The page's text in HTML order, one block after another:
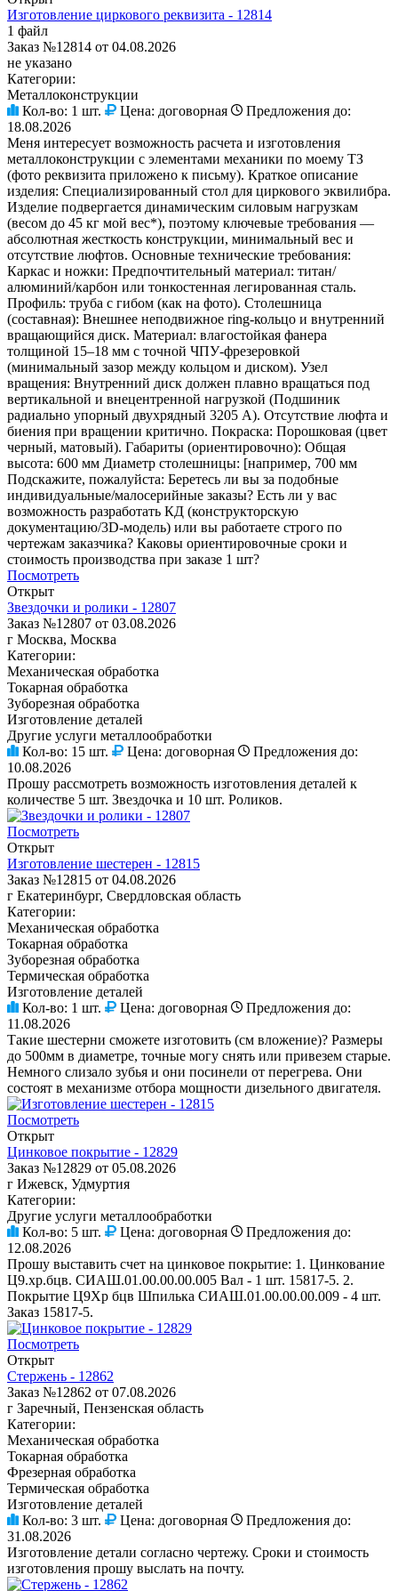
Изготовление циркового реквизита - 12814
1 файл
Заказ №12814 от 04.08.2026
не указано
Категории:
Металлоконструкции
Кол-во: 1 шт. Цена: договорная
Предложения до:
18.08.2026
Меня интересует возможность расчета и изготовления
металлоконструкции с элементами механики по моему ТЗ
(фото реквизита приложено к письму). Краткое описание
изделия: Специализированный стол для циркового эквилибра.
Изделие подвергается динамическим силовым нагрузкам
(весом до 45 кг мой вес*), поэтому ключевые требования —
абсолютная жесткость конструкции, минимальный вес и
отсутствие люфтов. Основные технические требования:
Каркас и ножки: Предпочтительный материал: титан/
алюминий/карбон или тонкостенная легированная сталь.
Профиль: труба с гибом (как на фото). Столешница
(составная): Внешнее неподвижное ring-кольцо и внутренний
вращающийся диск. Материал: влагостойкая фанера
толщиной 15–18 мм с точной ЧПУ-фрезеровкой
(минимальный зазор между кольцом и диском). Узел
вращения: Внутренний диск должен плавно вращаться под
вертикальной и внецентренной нагрузкой (Подшиник
радиально упорный двухрядный 3205 А). Отсутствие люфта и
биения при вращении критично. Покраска: Порошковая (цвет
черный, матовый). Габариты (ориентировочно): Общая
высота: 600 мм Диаметр столешницы: [например, 700 мм
Подскажите, пожалуйста: Беретесь ли вы за подобные
индивидуальные/малосерийные заказы? Есть ли у вас
возможность разработать КД (конструкторскую
документацию/3D-модель) или вы работаете строго по
чертежам заказчика? Каковы ориентировочные сроки и
стоимость производства при заказе 1 шт?
Посмотреть
Открыт
Звездочки и ролики - 12807
Заказ №12807 от 03.08.2026
г Москва, Москва
Категории:
Механическая обработка
Токарная обработка
Зуборезная обработка
Изготовление деталей
Другие услуги металлообработки
Кол-во: 15 шт. Цена: договорная
Предложения до:
10.08.2026
Прошу рассмотреть возможность изготовления деталей к
количестве 5 шт. Звездочка и 10 шт. Роликов.
Посмотреть
Открыт
Изготовление шестерен - 12815
Заказ №12815 от 04.08.2026
г Екатеринбург, Свердловская область
Категории:
Механическая обработка
Токарная обработка
Зуборезная обработка
Термическая обработка
Изготовление деталей
Кол-во: 1 шт. Цена: договорная
Предложения до:
11.08.2026
Такие шестерни сможете изготовить (см вложение)? Размеры
до 500мм в диаметре, точные могу снять или привезем старые.
Немного слизало зубья и они посинели от перегрева. Они
состоят в механизме отбора мощности дизельного двигателя.
Посмотреть
Открыт
Цинковое покрытие - 12829
Заказ №12829 от 05.08.2026
г Ижевск, Удмуртия
Категории:
Другие услуги металлообработки
Кол-во: 5 шт. Цена: договорная
Предложения до:
12.08.2026
Прошу выставить счет на цинковое покрытие: 1. Цинкование
Ц9.хр.бцв. СИАШ.01.00.00.00.005 Вал - 1 шт. 15817-5. 2.
Покрытие Ц9Хр бцв Шпилька СИАШ.01.00.00.00.009 - 4 шт.
Заказ 15817-5.
Посмотреть
Открыт
Стержень - 12862
Заказ №12862 от 07.08.2026
г Заречный, Пензенская область
Категории:
Механическая обработка
Токарная обработка
Фрезерная обработка
Термическая обработка
Изготовление деталей
Кол-во: 3 шт. Цена: договорная
Предложения до:
31.08.2026
Изготовление детали согласно чертежу. Сроки и стоимость
изготовления прошу выслать на почту.